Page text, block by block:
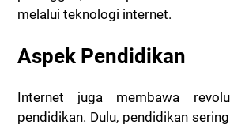
melalui teknologi internet.
Aspek Pendidikan
Internet juga membawa
pendidikan. Dulu, pendidikan